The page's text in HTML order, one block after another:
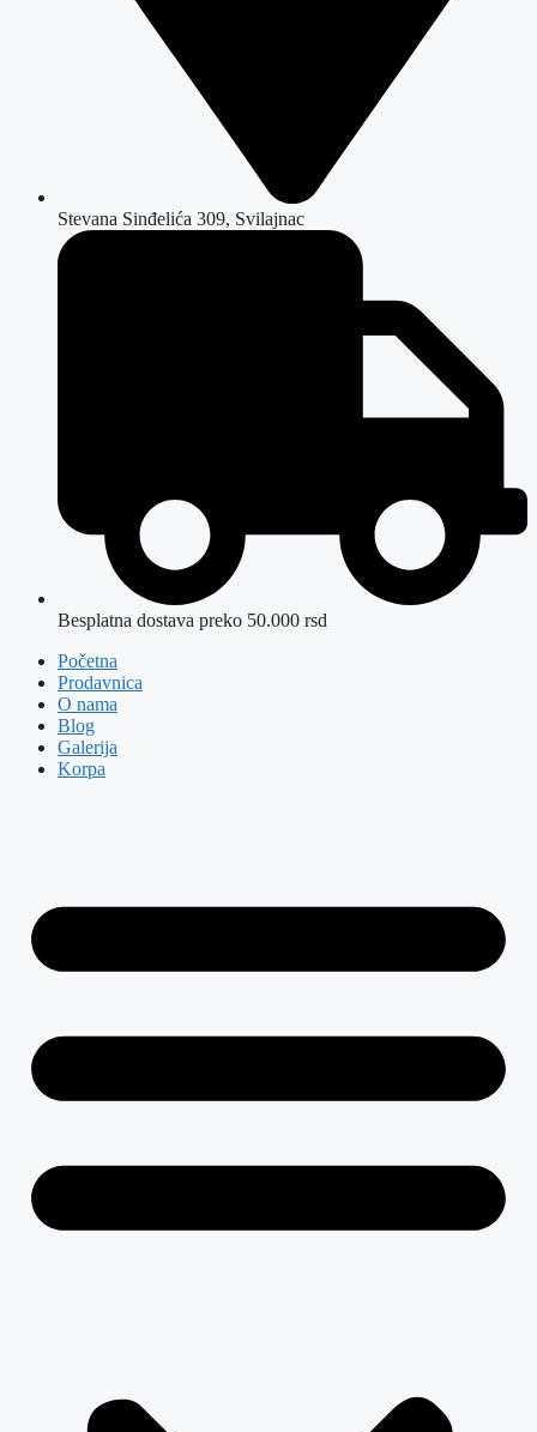
Stevana Sinđelića 309, Svilajnac
Besplatna dostava preko 50.000 rsd
Početna
Prodavnica
O nama
Blog
Galerija
Korpa